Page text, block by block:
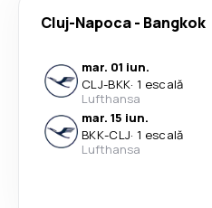
Cluj-Napoca- Bangkok
mar. 01 iun.
CLJ-BKK· 1 escală
Lufthansa
mar. 15 iun.
BKK-CLJ· 1 escală
Lufthansa